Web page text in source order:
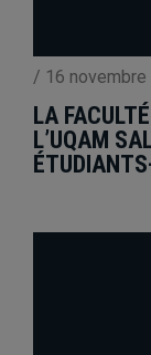
/ 16
LA
L’UQAM